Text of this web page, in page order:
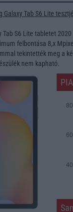
Galaxy Tab S6 Lite
Tab S6 Lite tabletet
felbontása 8,x
tekintették meg a
nem kapható.